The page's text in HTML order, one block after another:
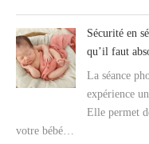
Sécurité en
qu’il faut
La séance
expérience
Elle permet
votre bébé…